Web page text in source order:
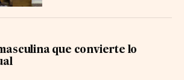
que convierte lo